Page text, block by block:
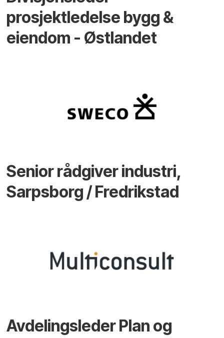
prosjektledelse bygg &
eiendom - Østlandet
Senior rådgiver industri,
Sarpsborg / Fredrikstad
Avdelingsleder Plan og